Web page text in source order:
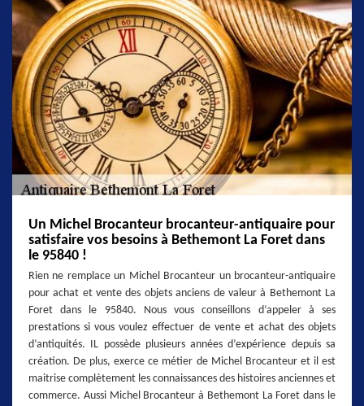
Un Michel Brocanteur brocanteur-antiquaire pour
satisfaire vos besoins à Bethemont La Foret dans
le 95840 !
Rien ne remplace un Michel Brocanteur un brocanteur-antiquaire
pour achat et vente des objets anciens de valeur à Bethemont La
Foret dans le 95840. Nous vous conseillons d’appeler à ses
prestations si vous voulez effectuer de vente et achat des objets
d’antiquités. IL possède plusieurs années d’expérience depuis sa
création. De plus, exerce ce métier de Michel Brocanteur et il est
maitrise complètement les connaissances des histoires anciennes et
commerce. Aussi Michel Brocanteur à Bethemont La Foret dans le